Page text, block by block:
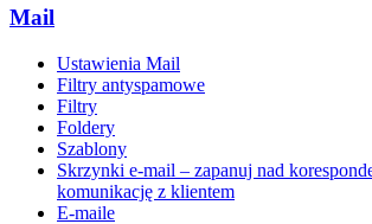
Mail
Ustawienia Mail
Filtry antyspamowe
Filtry
Foldery
Szablony
Skrzynki e-mail – zapanuj nad
komunikację z klientem
E-maile